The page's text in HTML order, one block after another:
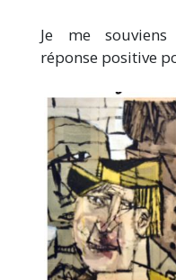
Je me
réponse positive